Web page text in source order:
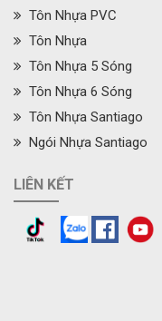
Tôn Nhựa PVC
Tôn Nhựa
Tôn Nhựa 5 Sóng
Tôn Nhựa 6 Sóng
Tôn Nhựa Santiago
Ngói Nhựa Santiago
LIÊN KẾT